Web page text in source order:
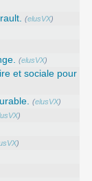
(elusVX)
(elusVX)
et sociale pour
(elusVX)
)
)